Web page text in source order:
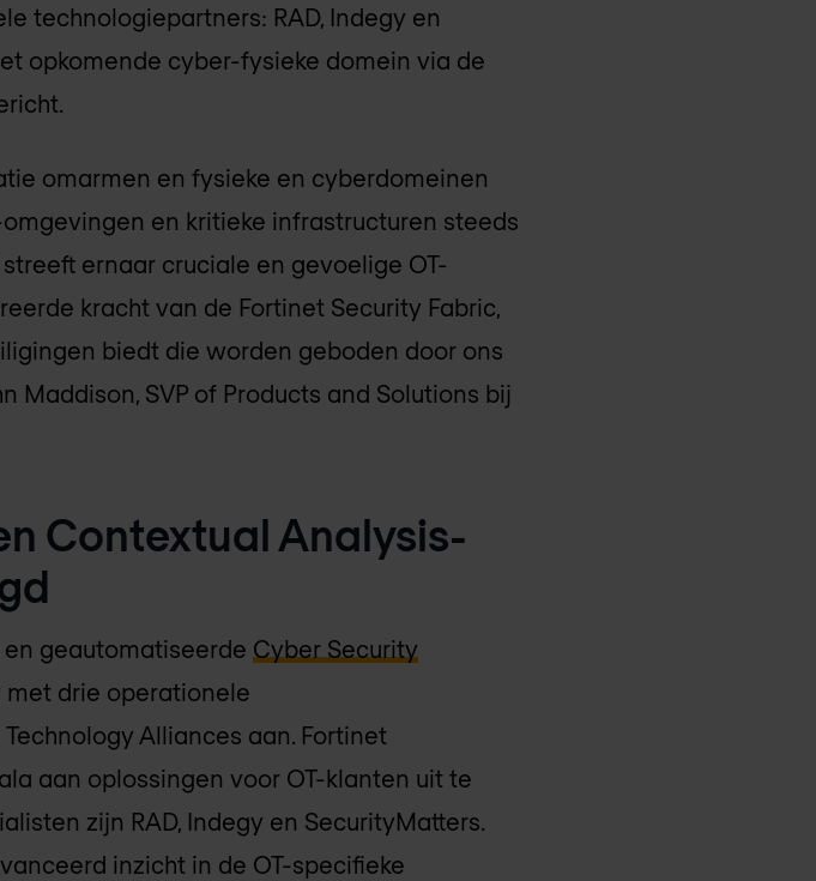
technologiepartners: RAD, Indegy en
opkomende cyber-fysieke domein via de
omarmen en fysieke en cyberdomeinen
en kritieke infrastructuren steeds
ernaar cruciale en gevoelige OT-
kracht van de Fortinet Security Fabric,
biedt die worden geboden door ons
Maddison, SVP of Products and Solutions bij
Contextual Analysis-
geautomatiseerde Cyber Security
met drie operationele
Alliances aan. Fortinet
aan oplossingen voor OT-klanten uit te
zijn RAD, Indegy en SecurityMatters.
inzicht in de OT-specifieke